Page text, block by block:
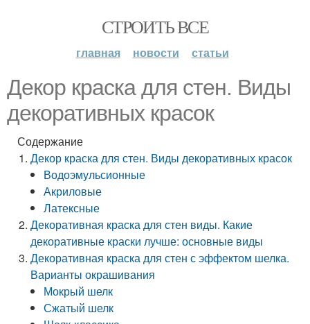
СТРОИТЬ ВСЕ
главная новости статьи
Декор краска для стен. Виды
декоративных красок
Содержание
Декор краска для стен. Виды декоративных красок
Водоэмульсионные
Акриловые
Латексные
Декоративная краска для стен виды. Какие
декоративные краски лучше: основные виды
Декоративная краска для стен с эффектом шелка.
Варианты окрашивания
Мокрый шелк
Сжатый шелк